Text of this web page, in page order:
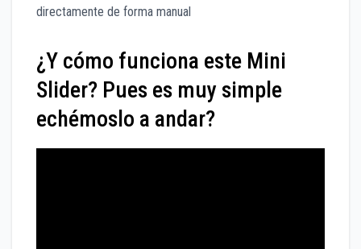
directamente de forma manual
¿Y cómo funciona este Mini
Slider? Pues es muy simple
echémoslo a andar?